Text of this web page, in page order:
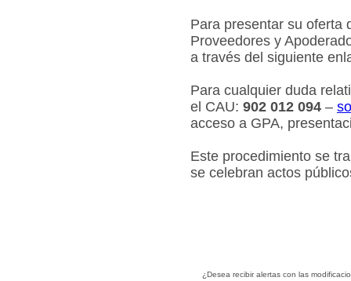
Para presentar su oferta
Proveedores y
a través del siguiente
Para cualquier duda
el CAU: 902 012 094 –
acceso a GPA,
Este procedimiento se
se celebran actos
¿Desea recibir alertas con las